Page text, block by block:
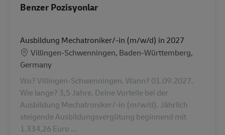
Benzer Pozisyonlar
Ausbildung Mechatroniker/-in (m/w/d) in 2027
Konum
Villingen-Schwenningen, Baden-Württemberg,
Germany
Wo? Villingen-Schwenningen. Wann? 01.09.2027.
Wie lange? 3,5 Jahre. Deine Vorteile bei der
Ausbildung Mechatroniker/-in (m/w/d). Jährlich
steigende Ausbildungsvergütung beginnend mit
1.334,26 Euro ...